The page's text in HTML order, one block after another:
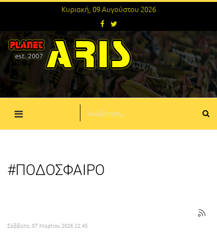
Κυριακή, 09 Αυγούστου 2026
#ΠΟΔΟΣΦΑΙΡΟ
Σάββατο, 07 Μαρτίου 2026 22:45